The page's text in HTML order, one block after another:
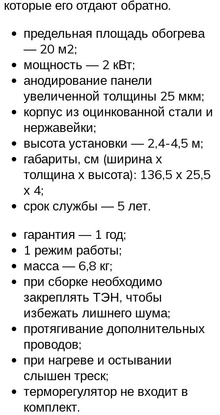
которые его отдают обратно.
предельная площадь обогрева
— 20 м2;
мощность — 2 кВт;
анодирование панели
увеличенной толщины 25 мкм;
корпус из оцинкованной стали и
нержавейки;
высота установки — 2,4-4,5 м;
габариты, см (ширина х
толщина х высота): 136,5 х 25,5
х 4;
срок службы — 5 лет.
гарантия — 1 год;
1 режим работы;
масса — 6,8 кг;
при сборке необходимо
закреплять ТЭН, чтобы
избежать лишнего шума;
протягивание дополнительных
проводов;
при нагреве и остывании
слышен треск;
терморегулятор не входит в
комплект.